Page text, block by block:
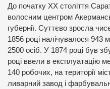
До початку XX століття
волосним центром
губернії. Суттєво зросла
1856 році налічувалося
2500 осіб. У 1874 році був
році ввели в експлуатацію
140 робочих, на території
ливарний завод і